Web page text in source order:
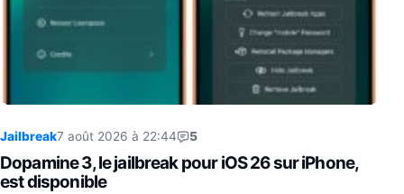
Jailbreak7 août 2026 à 22:44 5
Dopamine 3, le jailbreak pour iOS 26 sur iPhone,
est disponible